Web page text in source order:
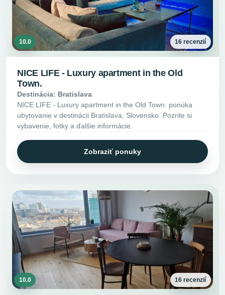
10.0 16 recenzií
NICE LIFE - Luxury apartment in the Old
Town.
Destinácia: Bratislava
NICE LIFE - Luxury apartment in the Old Town. ponúka
ubytovanie v destinácii Bratislava, Slovensko. Pozrite si
vybavenie, fotky a ďalšie informácie.
Zobraziť ponuky
10.0 16 recenzií